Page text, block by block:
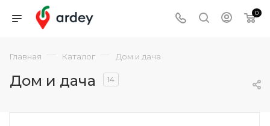
0
Главная — Каталог — Дом и дача
Дом и дача 14